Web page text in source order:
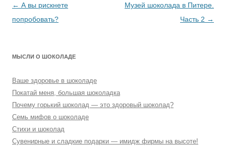
Навигация
по
← А вы рискнете
попробовать?
Музей шоколада в Питере.
Часть 2 →
МЫСЛИ О ШОКОЛАДЕ
Ваше здоровье в шоколаде
Покатай меня, большая шоколадка
Почему горький шоколад — это здоровый шоколад?
Семь мифов о шоколаде
Стихи и шоколад
Сувенирные и сладкие подарки — имидж фирмы на высоте!